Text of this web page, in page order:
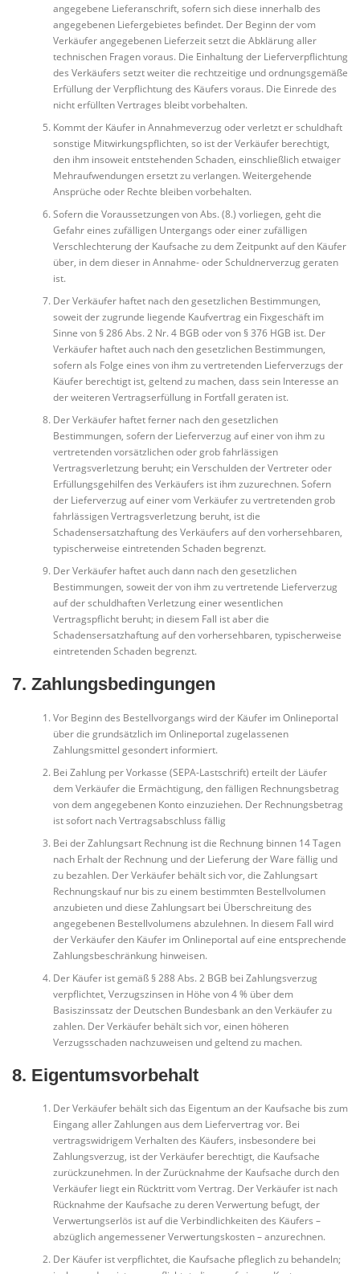
angegebene Lieferanschrift, sofern sich diese innerhalb des
angegebenen Liefergebietes befindet. Der Beginn der vom
Verkäufer angegebenen Lieferzeit setzt die Abklärung aller
technischen Fragen voraus. Die Einhaltung der Lieferverpflichtung
des Verkäufers setzt weiter die rechtzeitige und ordnungsgemäße
Erfüllung der Verpflichtung des Käufers voraus. Die Einrede des
nicht erfüllten Vertrages bleibt vorbehalten.
Kommt der Käufer in Annahmeverzug oder verletzt er schuldhaft
sonstige Mitwirkungspflichten, so ist der Verkäufer berechtigt,
den ihm insoweit entstehenden Schaden, einschließlich etwaiger
Mehraufwendungen ersetzt zu verlangen. Weitergehende
Ansprüche oder Rechte bleiben vorbehalten.
Sofern die Voraussetzungen von Abs. (8.) vorliegen, geht die
Gefahr eines zufälligen Untergangs oder einer zufälligen
Verschlechterung der Kaufsache zu dem Zeitpunkt auf den Käufer
über, in dem dieser in Annahme- oder Schuldnerverzug geraten
ist.
Der Verkäufer haftet nach den gesetzlichen Bestimmungen,
soweit der zugrunde liegende Kaufvertrag ein Fixgeschäft im
Sinne von § 286 Abs. 2 Nr. 4 BGB oder von § 376 HGB ist. Der
Verkäufer haftet auch nach den gesetzlichen Bestimmungen,
sofern als Folge eines von ihm zu vertretenden Lieferverzugs der
Käufer berechtigt ist, geltend zu machen, dass sein Interesse an
der weiteren Vertragserfüllung in Fortfall geraten ist.
Der Verkäufer haftet ferner nach den gesetzlichen
Bestimmungen, sofern der Lieferverzug auf einer von ihm zu
vertretenden vorsätzlichen oder grob fahrlässigen
Vertragsverletzung beruht; ein Verschulden der Vertreter oder
Erfüllungsgehilfen des Verkäufers ist ihm zuzurechnen. Sofern
der Lieferverzug auf einer vom Verkäufer zu vertretenden grob
fahrlässigen Vertragsverletzung beruht, ist die
Schadensersatzhaftung des Verkäufers auf den vorhersehbaren,
typischerweise eintretenden Schaden begrenzt.
Der Verkäufer haftet auch dann nach den gesetzlichen
Bestimmungen, soweit der von ihm zu vertretende Lieferverzug
auf der schuldhaften Verletzung einer wesentlichen
Vertragspflicht beruht; in diesem Fall ist aber die
Schadensersatzhaftung auf den vorhersehbaren, typischerweise
eintretenden Schaden begrenzt.
7. Zahlungsbedingungen
Vor Beginn des Bestellvorgangs wird der Käufer im Onlineportal
über die grundsätzlich im Onlineportal zugelassenen
Zahlungsmittel gesondert informiert.
Bei Zahlung per Vorkasse (SEPA-Lastschrift) erteilt der Läufer
dem Verkäufer die Ermächtigung, den fälligen Rechnungsbetrag
von dem angegebenen Konto einzuziehen. Der Rechnungsbetrag
ist sofort nach Vertragsabschluss fällig
Bei der Zahlungsart Rechnung ist die Rechnung binnen 14 Tagen
nach Erhalt der Rechnung und der Lieferung der Ware fällig und
zu bezahlen. Der Verkäufer behält sich vor, die Zahlungsart
Rechnungskauf nur bis zu einem bestimmten Bestellvolumen
anzubieten und diese Zahlungsart bei Überschreitung des
angegebenen Bestellvolumens abzulehnen. In diesem Fall wird
der Verkäufer den Käufer im Onlineportal auf eine entsprechende
Zahlungsbeschränkung hinweisen.
Der Käufer ist gemäß § 288 Abs. 2 BGB bei Zahlungsverzug
verpflichtet, Verzugszinsen in Höhe von 4 % über dem
Basiszinssatz der Deutschen Bundesbank an den Verkäufer zu
zahlen. Der Verkäufer behält sich vor, einen höheren
Verzugsschaden nachzuweisen und geltend zu machen.
8. Eigentumsvorbehalt
Der Verkäufer behält sich das Eigentum an der Kaufsache bis zum
Eingang aller Zahlungen aus dem Liefervertrag vor. Bei
vertragswidrigem Verhalten des Käufers, insbesondere bei
Zahlungsverzug, ist der Verkäufer berechtigt, die Kaufsache
zurückzunehmen. In der Zurücknahme der Kaufsache durch den
Verkäufer liegt ein Rücktritt vom Vertrag. Der Verkäufer ist nach
Rücknahme der Kaufsache zu deren Verwertung befugt, der
Verwertungserlös ist auf die Verbindlichkeiten des Käufers –
abzüglich angemessener Verwertungskosten – anzurechnen.
Der Käufer ist verpflichtet, die Kaufsache pfleglich zu behandeln;